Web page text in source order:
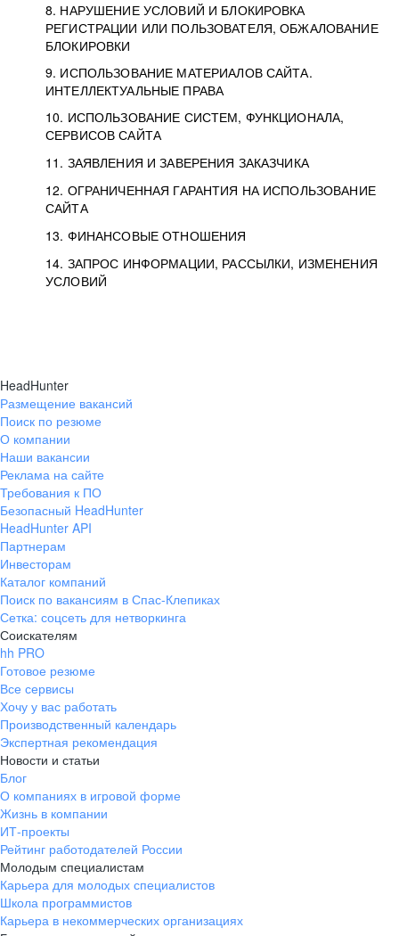
8. НАРУШЕНИЕ УСЛОВИЙ И БЛОКИРОВКА
РЕГИСТРАЦИИ ИЛИ ПОЛЬЗОВАТЕЛЯ, ОБЖАЛОВАНИЕ
БЛОКИРОВКИ
9. ИСПОЛЬЗОВАНИЕ МАТЕРИАЛОВ САЙТА.
ИНТЕЛЛЕКТУАЛЬНЫЕ ПРАВА
10. ИСПОЛЬЗОВАНИЕ СИСТЕМ, ФУНКЦИОНАЛА,
СЕРВИСОВ САЙТА
11. ЗАЯВЛЕНИЯ И ЗАВЕРЕНИЯ ЗАКАЗЧИКА
12. ОГРАНИЧЕННАЯ ГАРАНТИЯ НА ИСПОЛЬЗОВАНИЕ
САЙТА
13. ФИНАНСОВЫЕ ОТНОШЕНИЯ
14. ЗАПРОС ИНФОРМАЦИИ, РАССЫЛКИ, ИЗМЕНЕНИЯ
УСЛОВИЙ
HeadHunter
Размещение вакансий
Поиск по резюме
О компании
Наши вакансии
Реклама на сайте
Требования к ПО
Безопасный HeadHunter
HeadHunter API
Партнерам
Инвесторам
Каталог компаний
Поиск по вакансиям в Спас-Клепиках
Сетка: соцсеть для нетворкинга
Соискателям
hh PRO
Готовое резюме
Все сервисы
Хочу у вас работать
Производственный календарь
Экспертная рекомендация
Новости и статьи
Блог
О компаниях в игровой форме
Жизнь в компании
ИТ-проекты
Рейтинг работодателей России
Молодым специалистам
Карьера для молодых специалистов
Школа программистов
Карьера в некоммерческих организациях